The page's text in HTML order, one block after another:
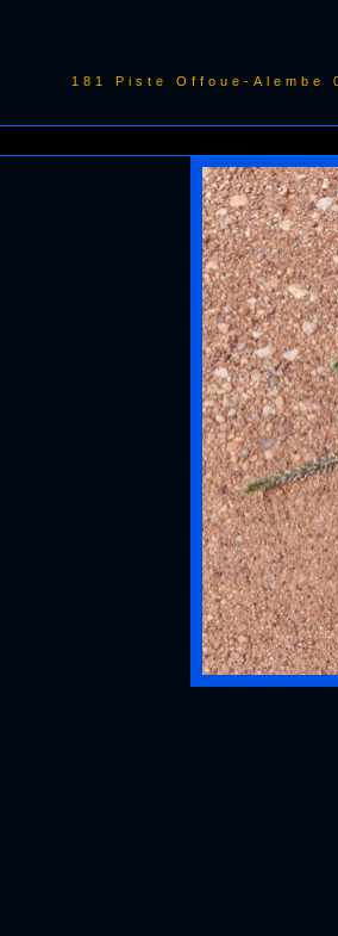
181 Piste Offoue-Alembe